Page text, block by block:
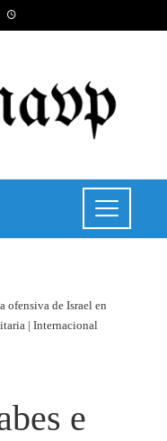
ofensiva de Israel en
| Internacional
e